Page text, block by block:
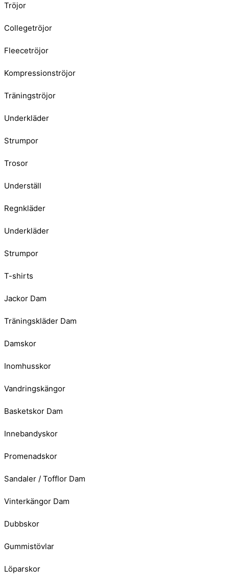
Tröjor
Collegetröjor
Fleecetröjor
Kompressionströjor
Träningströjor
Underkläder
Strumpor
Trosor
Underställ
Regnkläder
Underkläder
Strumpor
T-shirts
Jackor Dam
Träningskläder Dam
Damskor
Inomhusskor
Vandringskängor
Basketskor Dam
Innebandyskor
Promenadskor
Sandaler / Tofflor Dam
Vinterkängor Dam
Dubbskor
Gummistövlar
Löparskor